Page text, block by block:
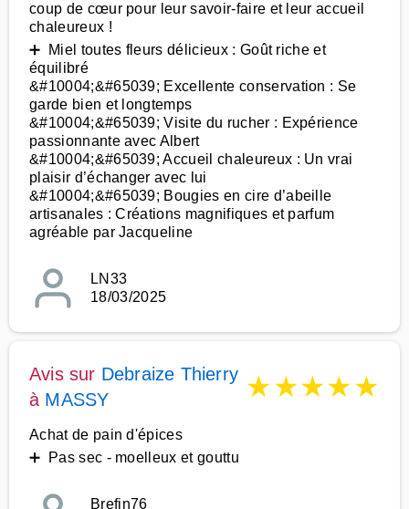
coup de cœur pour leur savoir-faire et leur accueil
chaleureux !
➕ Miel toutes fleurs délicieux : Goût riche et
équilibré
&#10004;&#65039; Excellente conservation : Se
garde bien et longtemps
&#10004;&#65039; Visite du rucher : Expérience
passionnante avec Albert
&#10004;&#65039; Accueil chaleureux : Un vrai
plaisir d’échanger avec lui
&#10004;&#65039; Bougies en cire d’abeille
artisanales : Créations magnifiques et parfum
agréable par Jacqueline
LN33
18/03/2025
Avis sur Debraize Thierry
à MASSY ★★★★★
Achat de pain d'épices
➕ Pas sec - moelleux et gouttu
Brefin76